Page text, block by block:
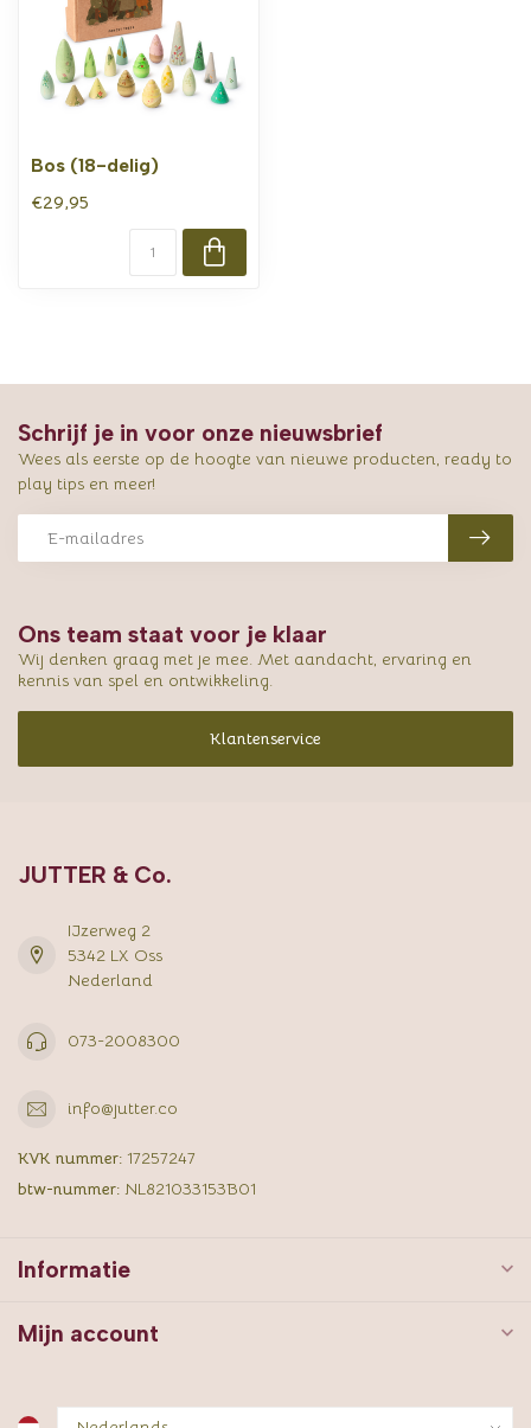
Bos (18-delig)
€29,95
Ons team staat voor je klaar
Wij denken graag met je mee. Met aandacht, ervaring en
kennis van spel en ontwikkeling.
Klantenservice
Schrijf je in voor onze nieuwsbrief
Wees als eerste op de hoogte van nieuwe producten, ready to
play tips en meer!
JUTTER & Co.
IJzerweg 2
5342 LX Oss
Nederland
073-2008300
info@jutter.co
KVK nummer: 17257247
btw-nummer: NL821033153B01
Informatie
Mijn account